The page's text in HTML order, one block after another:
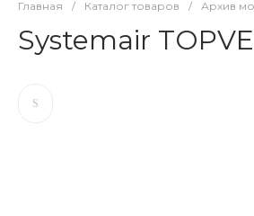
Главная / Каталог товаров / Архив
Systemair